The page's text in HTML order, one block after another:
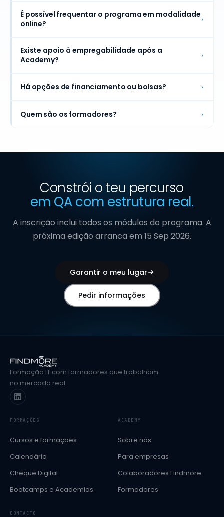
Filipe F.
ISTQB® CTFL V4
É possível frequentar o programa em modalidade
online?
›
Existe apoio à empregabilidade após a
Academy?
›
Há opções de financiamento ou bolsas? ›
Quem são os formadores? ›
Constrói o teu percurso
em QA com estrutura real.
A inscrição inclui todos os módulos do programa. A
próxima edição arranca em 15 Sep 2026.
Garantir o meu lugar
Pedir informações
Formação IT com formadores que trabalham
no mercado real.
FORMAÇÕES
Cursos e formações
Calendário
Cheque Digital
Bootcamps e Academias
ACADEMY
Sobre nós
Para empresas
Colaboradores Findmore
Formadores
CONTACTO